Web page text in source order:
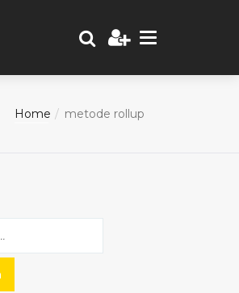
Home metode rollup